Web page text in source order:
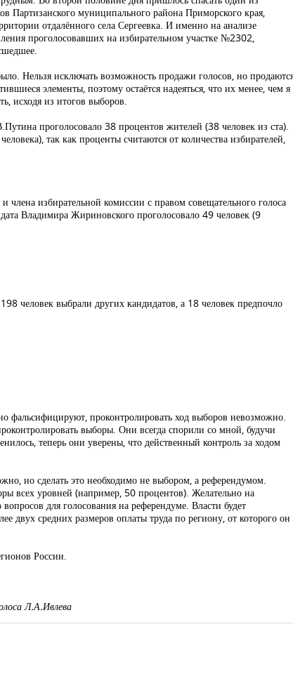
Партизанского муниципального района Приморского края,
отдалённого села Сергеевка. И именно на анализе
проголосовавших на избирательном участке №2302,
Нельзя исключать возможность продажи голосов, но
элементы, поэтому остаётся надеяться, что их менее, чем я
исходя из итогов выборов.
проголосовало 38 процентов жителей (38 человек из ста).
так как проценты считаются от количества избирателей,
избирательной комиссии с правом совещательного голоса
Владимира Жириновского проголосовало 49 человек (9
человек выбрали других кандидатов, а 18 человек предпочло
фальсифицируют, проконтролировать ход выборов невозможно.
выборы. Они всегда спорили со мной, будучи
теперь они уверены, что действенный контроль за ходом
но сделать это необходимо не выбором, а референдумом.
всех уровней (например, 50 процентов). Желательно на
для голосования на референдуме. Власти будет
двух средних размеров оплаты труда по региону, от которого он
России.
Л.А.Ивлева